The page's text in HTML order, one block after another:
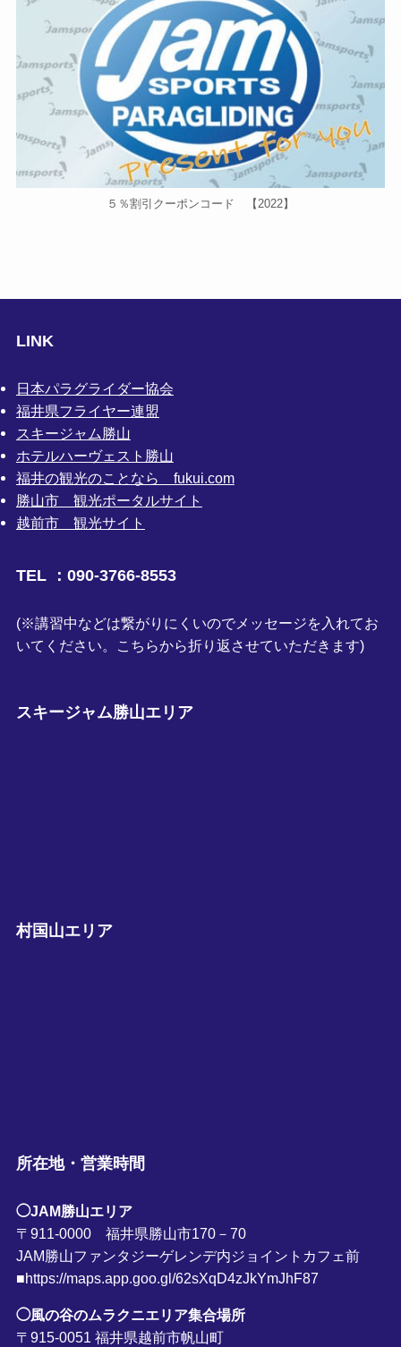
５％割引クーポンコード 【2022】
LINK
日本パラグライダー協会
福井県フライヤー連盟
スキージャム勝山
ホテルハーヴェスト勝山
福井の観光のことなら fukui.com
勝山市 観光ポータルサイト
越前市 観光サイト
TEL ：090-3766-8553
(※講習中などは繋がりにくいのでメッセージを入れてお
いてください。こちらから折り返させていただきます)
スキージャム勝山エリア
村国山エリア
所在地・営業時間
◯JAM勝山エリア
〒911-0000 福井県勝山市170－70
JAM勝山ファンタジーゲレンデ内ジョイントカフェ前
■https://maps.app.goo.gl/62sXqD4zJkYmJhF87
◯風の谷のムラクニエリア集合場所
〒915-0051 福井県越前市帆山町